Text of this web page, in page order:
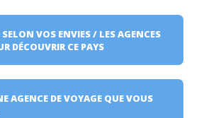
VOS ENVIES / LES AGENCES
DÉCOUVRIR CE PAYS
AGENCE DE VOYAGE QUE VOUS